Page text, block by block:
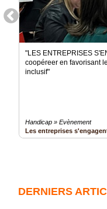
"LES ENTREPRISES
coopéreer en favorisant
inclusif"
Handicap » Evènement
Les entreprises
DERNIERS